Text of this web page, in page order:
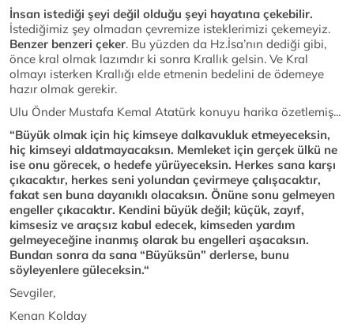
İnsan istediği şeyi değil olduğu şeyi hayatına çekebilir.
İstediğimiz şey olmadan çevremize isteklerimizi çekemeyiz.
Benzer benzeri çeker. Bu yüzden da Hz.İsa’nın dediği gibi,
önce kral olmak lazımdır ki sonra Krallık gelsin. Ve Kral
olmayı isterken Krallığı elde etmenin bedelini de ödemeye
hazır olmak gerekir.
Ulu Önder Mustafa Kemal Atatürk konuyu harika özetlemiş...
“Büyük olmak için hiç kimseye dalkavukluk etmeyeceksin,
hiç kimseyi aldatmayacaksın. Memleket için gerçek ülkü ne
ise onu görecek, o hedefe yürüyeceksin. Herkes sana karşı
çıkacaktır, herkes seni yolundan çevirmeye çalışacaktır,
fakat sen buna dayanıklı olacaksın. Önüne sonu gelmeyen
engeller çıkacaktır. Kendini büyük değil; küçük, zayıf,
kimsesiz ve araçsız kabul edecek, kimseden yardım
gelmeyeceğine inanmış olarak bu engelleri aşacaksın.
Bundan sonra da sana “Büyüksün” derlerse, bunu
söyleyenlere güleceksin.“
Sevgiler,
Kenan Kolday